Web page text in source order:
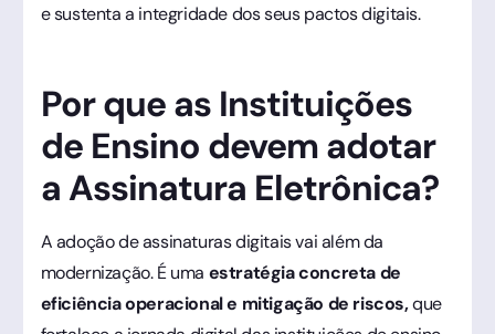
e sustenta a integridade dos seus pactos digitais.
Por que as Instituições
de Ensino devem adotar
a Assinatura Eletrônica?
A adoção de assinaturas digitais vai além da
modernização. É uma estratégia concreta de
eficiência operacional e mitigação de riscos,que